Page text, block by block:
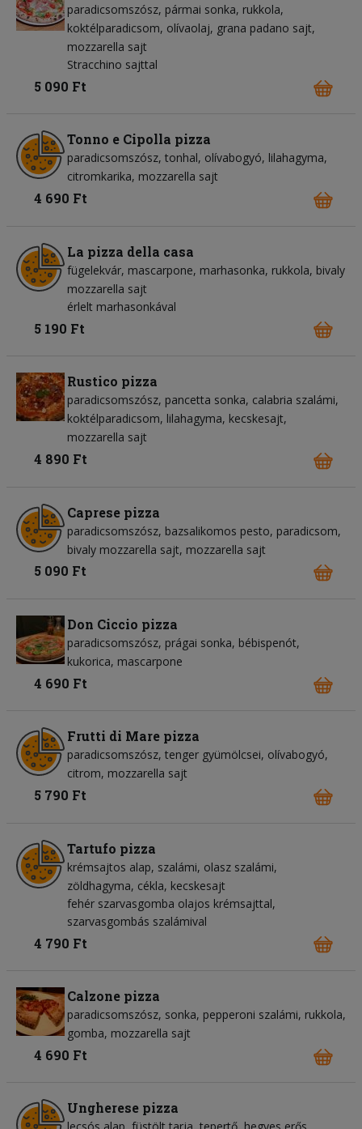
paradicsomszósz pármai sonka rukkola
koktélparadicsom olívaolaj grana padano sajt
mozzarella sajt
Stracchino sajttal
5 090 Ft
Tonno e Cipolla pizza
paradicsomszósz tonhal olívabogyó lilahagyma
citromkarika mozzarella sajt
4 690 Ft
La pizza della casa
fügelekvár mascarpone marhasonka rukkola bivaly
mozzarella sajt
érlelt marhasonkával
5 190 Ft
Rustico pizza
paradicsomszósz pancetta sonka calabria szalámi
koktélparadicsom lilahagyma kecskesajt
mozzarella sajt
4 890 Ft
Caprese pizza
paradicsomszósz bazsalikomos pesto paradicsom
bivaly mozzarella sajt mozzarella sajt
5 090 Ft
Don Ciccio pizza
paradicsomszósz prágai sonka bébispenót
kukorica mascarpone
4 690 Ft
Frutti di Mare pizza
paradicsomszósz tenger gyümölcsei olívabogyó
citrom mozzarella sajt
5 790 Ft
Tartufo pizza
krémsajtos alap szalámi olasz szalámi
zöldhagyma cékla kecskesajt
fehér szarvasgomba olajos krémsajttal,
szarvasgombás szalámival
4 790 Ft
Calzone pizza
paradicsomszósz sonka pepperoni szalámi rukkola
gomba mozzarella sajt
4 690 Ft
Ungherese pizza